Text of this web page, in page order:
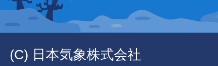
(C) 日本気象株式会社